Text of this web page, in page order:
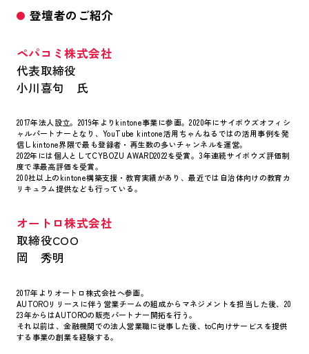
登壇者のご紹介
ペパコミ株式会社
代表取締役
小川喜句 氏
2017年法人設立。2019年よりkintone事業に参画。2020年にサイボウズオフィシ
ャルパートナーとなり、YouTube kintone活用ちゃんねるではの活用事例を発
信しkintone界隈で最も登録者・再生数の多いチャンネルを運営。
2022年には個人としてCYBOZU AWARD2022を受賞。3年連続サイボウズ評価制
度で準最高評価を受賞。
200社以上のkintone構築支援・教育実績があり、最近では自治体向けの教育カ
リキュラム提供なども行っている。
オートロ株式会社
取締役COO
岡 秀明
2017年よりオートロ株式会社へ参画。
AUTOROリリースに伴う営業チームの組成からマネジメントを担当した後、20
23年からはAUTOROの販売パートナー開拓を行う。
それ以前は、金融機関での法人営業職に従事した後、toC向けサービスを提供
する事業の創業を経験する。